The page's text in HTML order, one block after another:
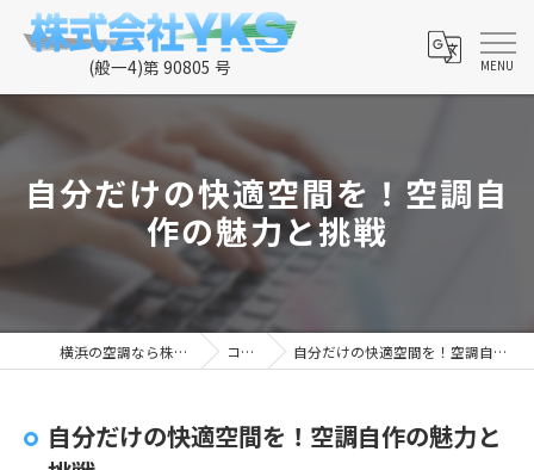
自分だけの快適空間を！空調自
作の魅力と挑戦
横浜の空調なら株式会社YKS コラム 自分だけの快適空間を！空調自作の魅力と挑戦
自分だけの快適空間を！空調自作の魅力と